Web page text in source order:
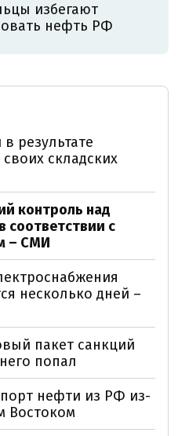
избегают
нефть РФ
результате
складских
контроль над
соответствии с
– СМИ
несколько дней –
пакет санкций
попал
нефти из РФ из-
Востоком